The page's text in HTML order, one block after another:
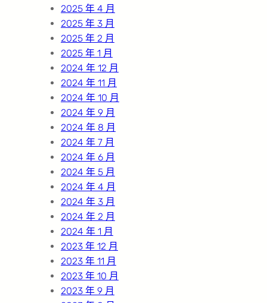
2025 年 4 月
2025 年 3 月
2025 年 2 月
2025 年 1 月
2024 年 12 月
2024 年 11 月
2024 年 10 月
2024 年 9 月
2024 年 8 月
2024 年 7 月
2024 年 6 月
2024 年 5 月
2024 年 4 月
2024 年 3 月
2024 年 2 月
2024 年 1 月
2023 年 12 月
2023 年 11 月
2023 年 10 月
2023 年 9 月